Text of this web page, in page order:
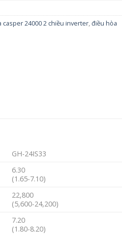
casper 24000 2 chiều inverter,điều hòa
GH-24IS33
6.30
(1.65-7.10)
22,800
(5,600-24,200)
7.20
(1.80-8.20)